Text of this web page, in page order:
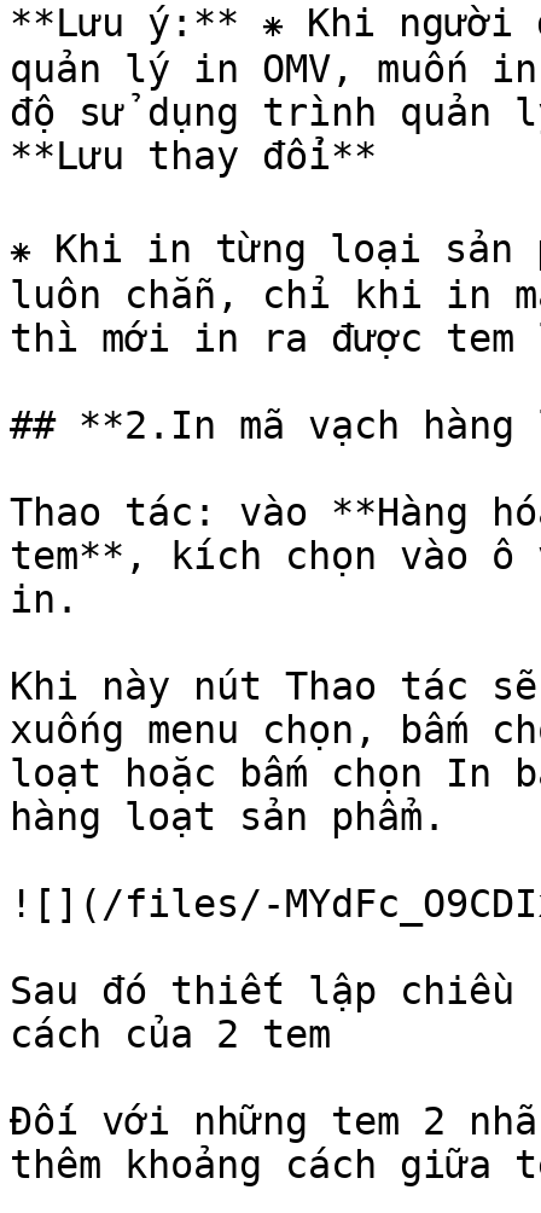
**Lưu ý:** ⁕ Khi người
quản lý in OMV, muốn
độ sử dụng trình quản
**Lưu thay đổi**
⁕ Khi in từng loại sản
luôn chẵn, chỉ khi in
thì mới in ra được tem
## **2.In mã vạch
‌Thao tác: vào **Hàng
tem**, kích chọn vào ô
in.
Khi này nút Thao tác
xuống menu chọn, bấm
loạt hoặc bấm chọn In
hàng loạt sản phẩm.
![](/files/-
Sau đó thiết lập chiều
cách của 2 tem
Đối với những tem 2
thêm khoảng cách